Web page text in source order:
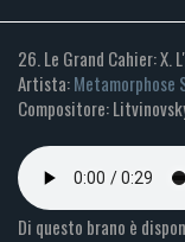
26. Le Grand Cahier: X.
Artista:Metamorphose
Compositore:
Di questo brano è